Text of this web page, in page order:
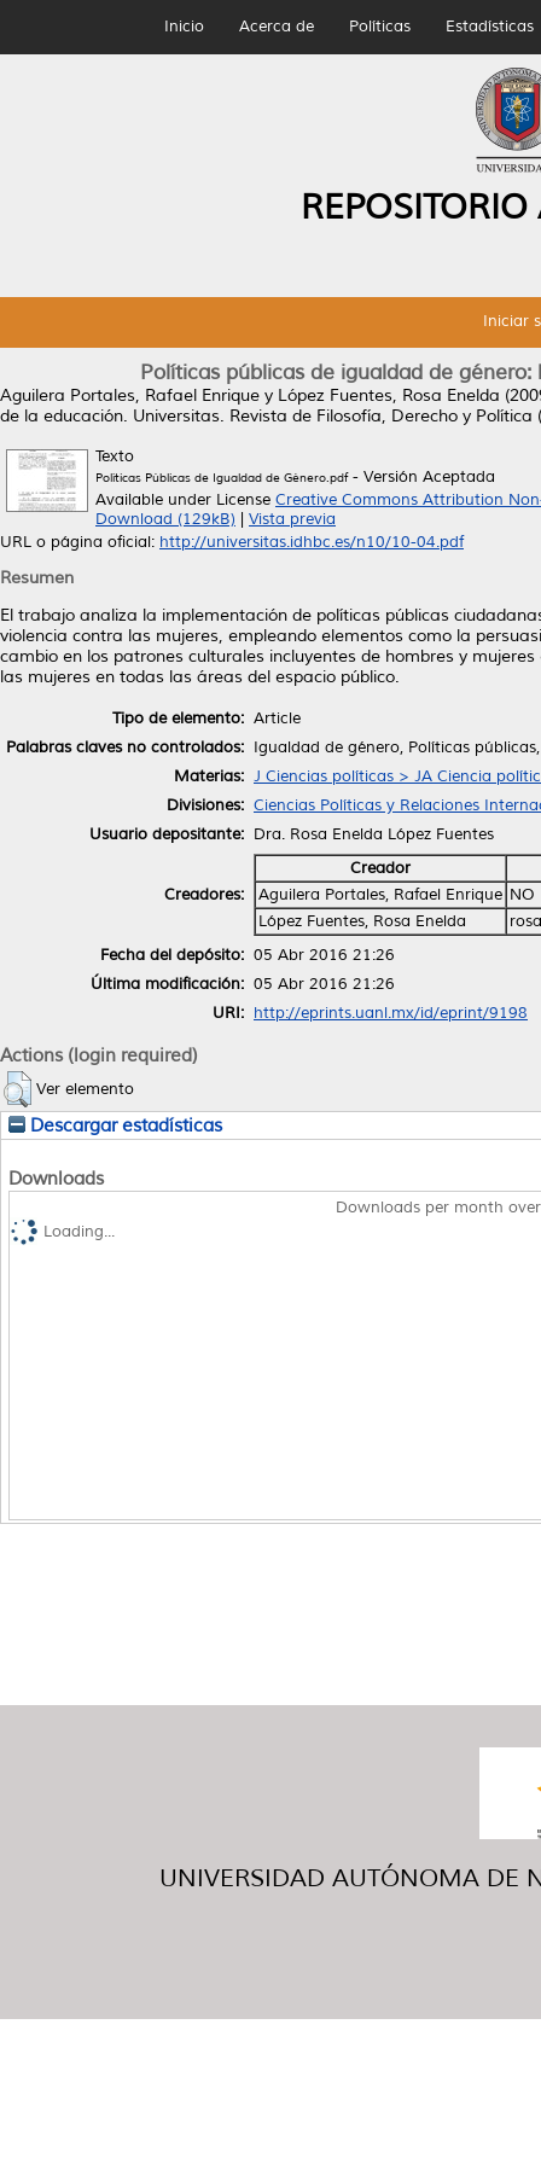
Inicio Acerca de Políticas Estadísticas
Iniciar
Políticas públicas de igualdad de
Aguilera Portales, Rafael Enrique y López Fuentes, Rosa Enelda
de la educación. Universitas. Revista de Filosofía, Derecho y Política
Texto
Políticas Públicas de Igualdad de Género.pdf- Versión Aceptada
Available under License Creative Commons Attribution
Download (129kB)
Vista previa
URL o página oficial: http://universitas.idhbc.es/n10/10-04.pdf
Resumen
El trabajo analiza la implementación de políticas públicas
violencia contra las mujeres, empleando elementos como la
cambio en los patrones culturales incluyentes de hombres y
las mujeres en todas las áreas del espacio público.
Tipo de elemento: Article
Palabras claves no controlados: Igualdad de género, Políticas
Materias: J Ciencias políticas > JA Ciencia
Divisiones: Ciencias Políticas y Relaciones
Usuario depositante: Dra. Rosa Enelda López Fuentes
Creadores:
Creador
Aguilera Portales, Rafael Enrique NO
López Fuentes, Rosa Enelda
Fecha del depósito: 05 Abr 2016 21:26
Última modificación: 05 Abr 2016 21:26
URI: http://eprints.uanl.mx/id/eprint/9198
Actions (login required)
Ver elemento
Descargar estadísticas
Downloads
Downloads per month
Loading...
UNIVERSIDAD AUTÓNOMA DE